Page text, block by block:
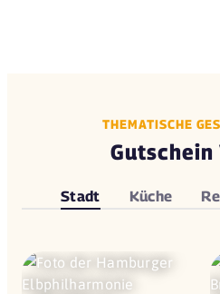
THEMATISCHE
Stadt Küche